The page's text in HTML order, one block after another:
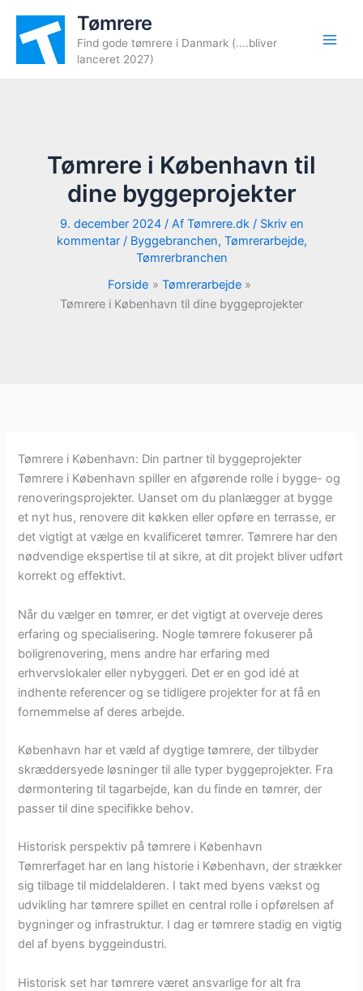
indholdet
Tømrere
Find gode tømrere i Danmark (....bliver
lanceret 2027)
Tømrere i København til
dine byggeprojekter
9. december 2024 / Af Tømrere.dk / Skriv en
kommentar / Byggebranchen, Tømrerarbejde,
Tømrerbranchen
Forside
Tømrerarbejde
Tømrere i København til dine byggeprojekter
Tømrere i København: Din partner til byggeprojekter
Tømrere i København spiller en afgørende rolle i bygge- og
renoveringsprojekter. Uanset om du planlægger at bygge
et nyt hus, renovere dit køkken eller opføre en terrasse, er
det vigtigt at vælge en kvalificeret tømrer. Tømrere har den
nødvendige ekspertise til at sikre, at dit projekt bliver udført
korrekt og effektivt.
Når du vælger en tømrer, er det vigtigt at overveje deres
erfaring og specialisering. Nogle tømrere fokuserer på
boligrenovering, mens andre har erfaring med
erhvervslokaler eller nybyggeri. Det er en god idé at
indhente referencer og se tidligere projekter for at få en
fornemmelse af deres arbejde.
København har et væld af dygtige tømrere, der tilbyder
skræddersyede løsninger til alle typer byggeprojekter. Fra
dørmontering til tagarbejde, kan du finde en tømrer, der
passer til dine specifikke behov.
Historisk perspektiv på tømrere i København
Tømrerfaget har en lang historie i København, der strækker
sig tilbage til middelalderen. I takt med byens vækst og
udvikling har tømrere spillet en central rolle i opførelsen af
bygninger og infrastruktur. I dag er tømrere stadig en vigtig
del af byens byggeindustri.
Historisk set har tømrere været ansvarlige for alt fra